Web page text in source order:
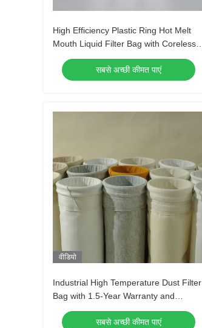
High Efficiency Plastic Ring Hot Melt
Mouth Liquid Filter Bag with Coreless
Design
सबसे अच्छी कीमत पाएं
वीडियो
Industrial High Temperature Dust Filter
Bag with 1.5-Year Warranty and
Custom Size for Cement and Steel
Plants
सबसे अच्छी कीमत पाएं